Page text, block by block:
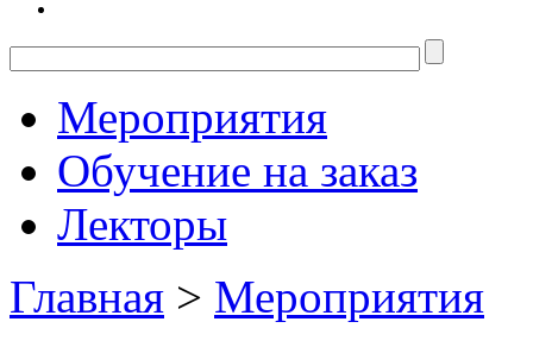
Мероприятия
Обучение на заказ
Лекторы
Главная > Мероприятия